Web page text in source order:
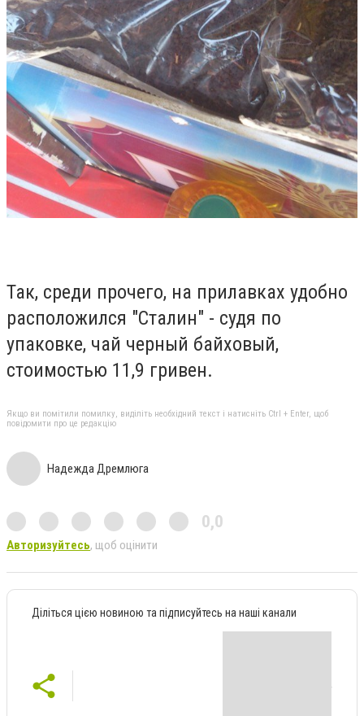
Так, среди прочего, на прилавках удобно
расположился "Сталин" - судя по
упаковке, чай черный байховый,
стоимостью 11,9 гривен.
Якщо ви помітили помилку, виділіть необхідний текст і натисніть Ctrl + Enter, щоб
повідомити про це редакцію
Надежда Дремлюга
0,0
Авторизуйтесь, щоб оцінити
Діліться цією новиною та підписуйтесь на наші канали